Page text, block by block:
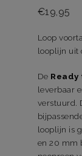
€19,95
Loop
looplijn uit
De
leverbaar
verstuurd.
looplijn is
en 20 mm